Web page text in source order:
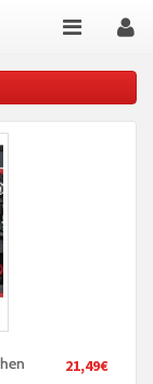
21,49€